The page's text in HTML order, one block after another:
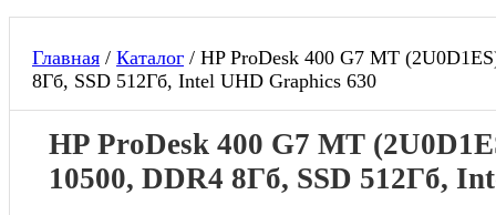
Главная / Каталог / HP ProDesk 400 G7 MT
8Гб, SSD 512Гб, Intel UHD Graphics 630
HP ProDesk 400 G7 MT
10500, DDR4 8Гб, SSD 512Гб,